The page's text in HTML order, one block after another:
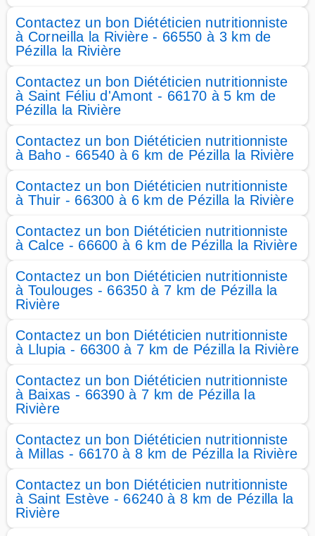
Contactez un bon Diététicien nutritionniste
à Corneilla la Rivière - 66550 à 3 km de
Pézilla la Rivière
Contactez un bon Diététicien nutritionniste
à Saint Féliu d'Amont - 66170 à 5 km de
Pézilla la Rivière
Contactez un bon Diététicien nutritionniste
à Baho - 66540 à 6 km de Pézilla la Rivière
Contactez un bon Diététicien nutritionniste
à Thuir - 66300 à 6 km de Pézilla la Rivière
Contactez un bon Diététicien nutritionniste
à Calce - 66600 à 6 km de Pézilla la Rivière
Contactez un bon Diététicien nutritionniste
à Toulouges - 66350 à 7 km de Pézilla la
Rivière
Contactez un bon Diététicien nutritionniste
à Llupia - 66300 à 7 km de Pézilla la Rivière
Contactez un bon Diététicien nutritionniste
à Baixas - 66390 à 7 km de Pézilla la
Rivière
Contactez un bon Diététicien nutritionniste
à Millas - 66170 à 8 km de Pézilla la Rivière
Contactez un bon Diététicien nutritionniste
à Saint Estève - 66240 à 8 km de Pézilla la
Rivière